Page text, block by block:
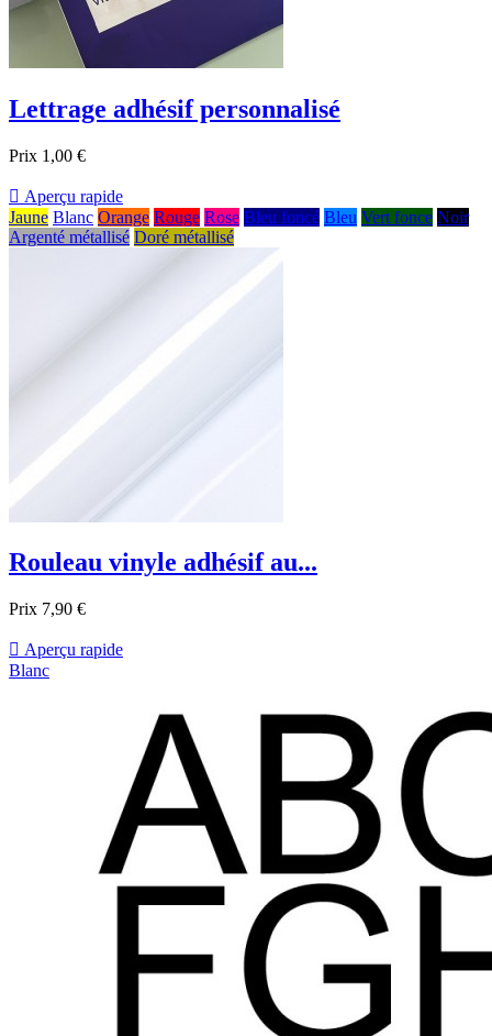
Lettrage adhésif personnalisé
Prix 1,00 €
 Aperçu rapide
Jaune Blanc Orange Rouge Rose Bleu foncé Bleu Vert fonce Noir
Argenté métallisé Doré métallisé
Rouleau vinyle adhésif au...
Prix 7,90 €
 Aperçu rapide
Blanc